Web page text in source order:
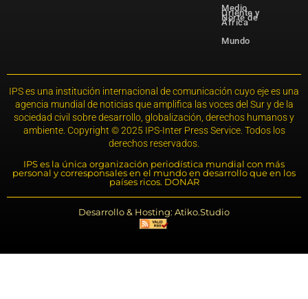
Medio
Oriente y
Norte de
África
Mundo
IPS es una institución internacional de comunicación cuyo eje es una
agencia mundial de noticias que amplifica las voces del Sur y de la
sociedad civil sobre desarrollo, globalización, derechos humanos y
ambiente. Copyright © 2025 IPS-Inter Press Service. Todos los
derechos reservados.
IPS es la única organización periodística mundial con más
personal y corresponsales en el mundo en desarrollo que en los
países ricos. DONAR
Desarrollo & Hosting: Atiko.Studio